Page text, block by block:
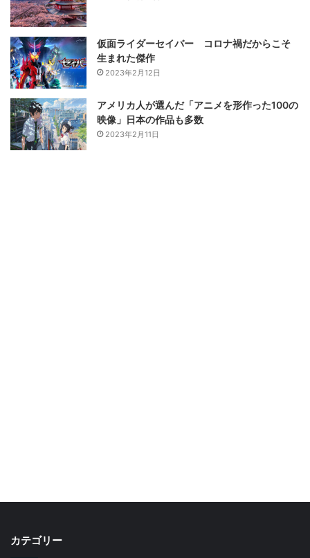
仮面ライダーセイバー コロナ禍だからこそ
生まれた傑作
2023年2月12日
アメリカ人が選んだ「アニメを形作った100の
映像」日本の作品も多数
2023年2月11日
カテゴリー